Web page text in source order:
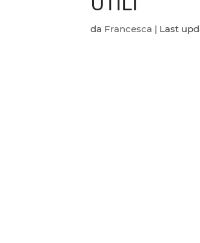
da Francesca | Last